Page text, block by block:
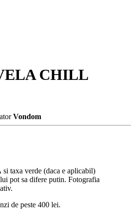
CHILL
Vondom
si taxa verde (daca e aplicabil)
pot sa difere putin. Fotografia
de peste 400 lei.